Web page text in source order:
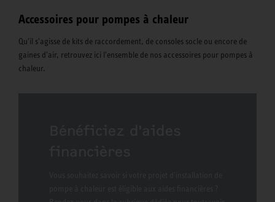
Accessoires pour pompes à chaleur
Qu'il s'agisse de kits de raccordement, de consoles socle ou encore de
gaines d'air, retrouvez ici l'ensemble de nos accessoires pour pompes à
chaleur.